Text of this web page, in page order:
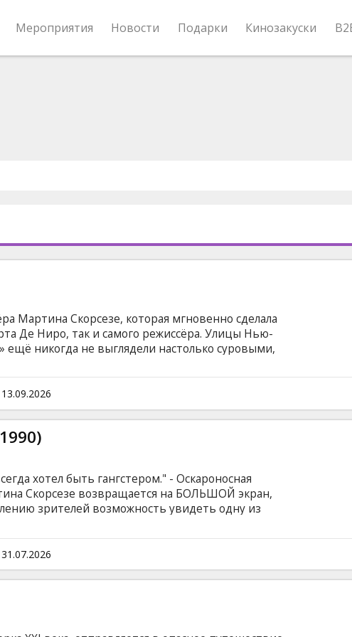
Мероприятия Новости Подарки Кинозакуски
Мартина Скорсезе, которая мгновенно сделала
Де Ниро, так и самого режиссёра. Улицы Нью-
ещё никогда не выглядели настолько суровыми,
«Лучший фильм»: В центре сюжета - ветеран
Бикл, который страдает от бессонницы и
хотел быть гангстером." - Оскароносная
Скорсезе возвращается на БОЛЬШОЙ экран,
зрителей возможность увидеть одну из
грабежами вместе с подельниками
Вито, которые с легкостью убивают любого, кто